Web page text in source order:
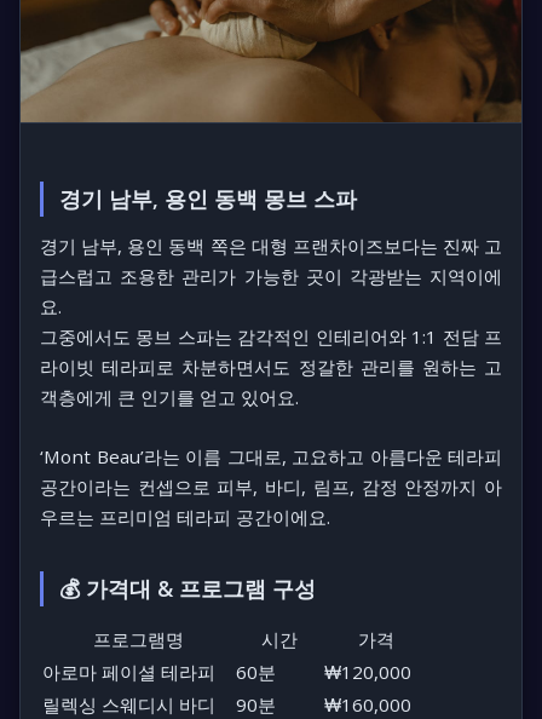
경기 남부, 용인 동백 몽브 스파
경기 남부, 용인 동백 쪽은 대형 프랜차이즈보다는 진짜 고
급스럽고 조용한 관리가 가능한 곳이 각광받는 지역이에
요.
그중에서도 몽브 스파는 감각적인 인테리어와 1:1 전담 프
라이빗 테라피로 차분하면서도 정갈한 관리를 원하는 고
객층에게 큰 인기를 얻고 있어요.
‘Mont Beau’라는 이름 그대로, 고요하고 아름다운 테라피
공간이라는 컨셉으로 피부, 바디, 림프, 감정 안정까지 아
우르는 프리미엄 테라피 공간이에요.
💰 가격대 & 프로그램 구성
프로그램명 시간
가격
아로마 페이셜 테라피
60분
₩120,000
릴렉싱 스웨디시 바디
90분
₩160,000